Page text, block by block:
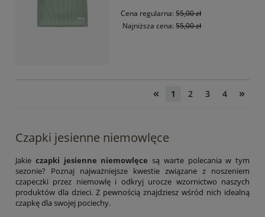
Cena regularna:55,00 zł
Najniższa cena:55,00 zł
« 1 2 3 4 »
Czapki jesienne niemowlęce
Jakie czapki jesienne niemowlęce są warte polecania w tym
sezonie? Poznaj najważniejsze kwestie związane z noszeniem
czapeczki przez niemowlę i odkryj urocze wzornictwo naszych
produktów dla dzieci. Z pewnością znajdziesz wśród nich idealną
czapkę dla swojej pociechy.